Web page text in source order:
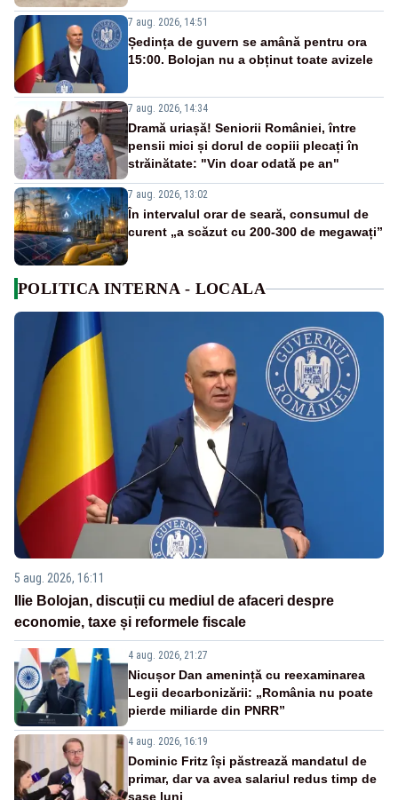
7 aug. 2026, 14:51
Ședința de guvern se amână pentru ora
15:00. Bolojan nu a obținut toate avizele
7 aug. 2026, 14:34
Dramă uriașă! Seniorii României, între
pensii mici și dorul de copiii plecați în
străinătate: "Vin doar odată pe an"
7 aug. 2026, 13:02
În intervalul orar de seară, consumul de
curent „a scăzut cu 200-300 de megawați”
POLITICA INTERNA - LOCALA
5 aug. 2026, 16:11
Ilie Bolojan, discuții cu mediul de afaceri despre
economie, taxe și reformele fiscale
4 aug. 2026, 21:27
Nicușor Dan amenință cu reexaminarea
Legii decarbonizării: „România nu poate
pierde miliarde din PNRR”
4 aug. 2026, 16:19
Dominic Fritz își păstrează mandatul de
primar, dar va avea salariul redus timp de
șase luni